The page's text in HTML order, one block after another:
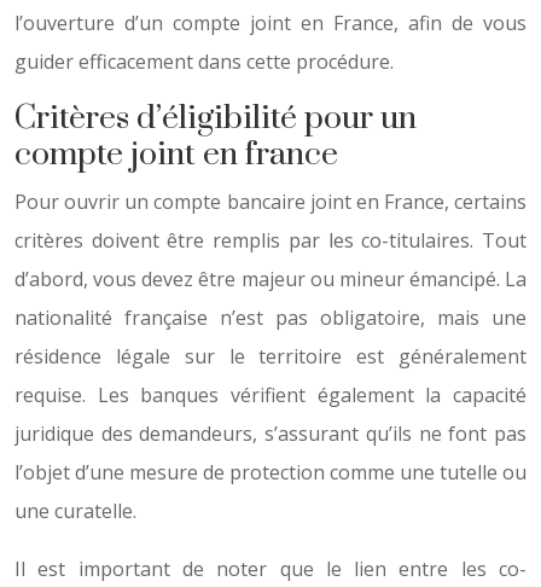
l’ouverture d’un compte joint en France, afin de vous
guider efficacement dans cette procédure.
Critères d’éligibilité pour un
compte joint en france
Pour ouvrir un compte bancaire joint en France, certains
critères doivent être remplis par les co-titulaires. Tout
d’abord, vous devez être majeur ou mineur émancipé. La
nationalité française n’est pas obligatoire, mais une
résidence légale sur le territoire est généralement
requise. Les banques vérifient également la capacité
juridique des demandeurs, s’assurant qu’ils ne font pas
l’objet d’une mesure de protection comme une tutelle ou
une curatelle.
Il est important de noter que le lien entre les co-